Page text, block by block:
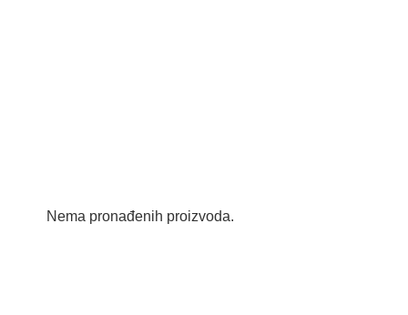
Nema pronađenih proizvoda.